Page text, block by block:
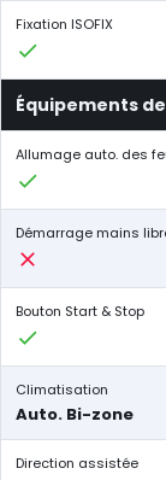
Fixation ISOFIX
Équipements
Allumage auto. des
Démarrage mains
Bouton Start & Stop
Climatisation
Auto. Bi-zone
Direction assistée